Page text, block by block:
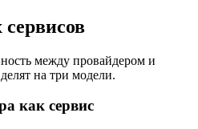
между провайдером и
на три модели.
как сервис